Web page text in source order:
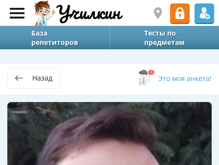
База
репетиторов
Тесты по
предметам
Назад Это моя анкета!